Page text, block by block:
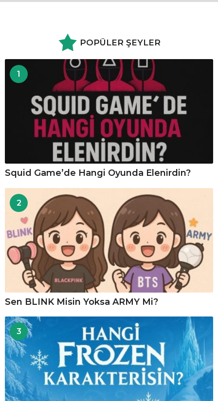
POPÜLER ŞEYLER
1
Squid Game’de Hangi Oyunda Elenirdin?
2
Sen BLINK Misin Yoksa ARMY Mi?
3